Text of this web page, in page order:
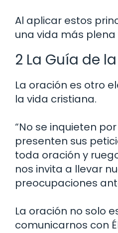
Al aplicar estos
una vida más plena
2 La Guía de
La oración es otro
la vida cristiana.
“No se inquieten
presenten sus
toda oración y
nos invita a llevar
preocupaciones
La oración no solo
comunicarnos con